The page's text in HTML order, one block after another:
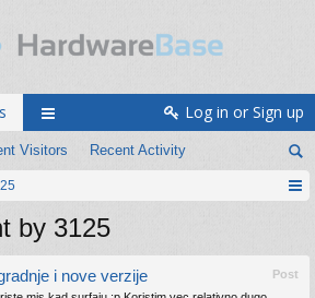
Visitors Recent Activity
Log in or Sign up
by 3125
Post
i nove verzije